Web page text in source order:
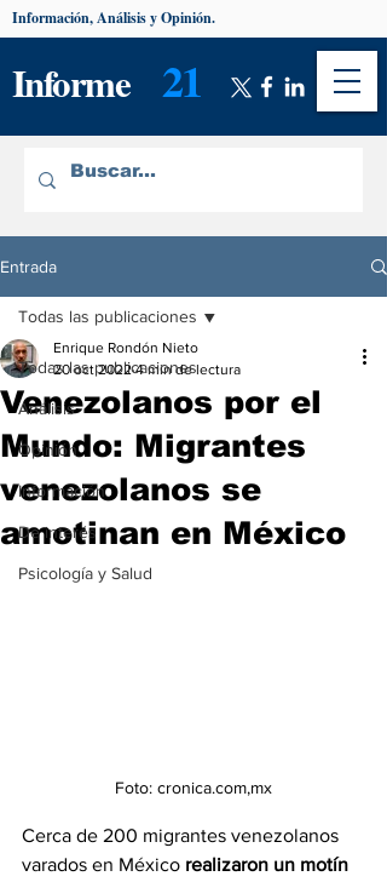
Informe 21
Información, Análisis y Opinión.
Entrada
Todas las publicaciones
Análisis
Opinión
Información
De interés
Psicología y Salud
Todas las publicaciones
Venezolanos por el
Mundo: Migrantes
venezolanos se
amotinan en México
Enrique Rondón Nieto
20 oct 2022 4 min de lectura
Foto: cronica.com,mx
Cerca de 200 migrantes venezolanos
varados en México realizaron un motín